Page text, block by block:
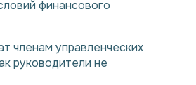
финансового
членам управленческих
руководители не